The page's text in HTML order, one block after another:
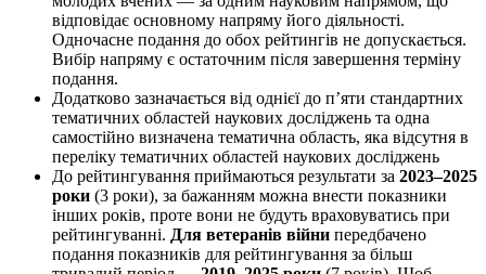
відповідає основному напряму його діяльності.
Одночасне подання до обох рейтингів не допускається.
Вибір напряму є остаточним після завершення терміну
подання.
Додатково зазначається від однієї до п’яти стандартних
тематичних областей наукових досліджень та одна
самостійно визначена тематична область, яка відсутня в
переліку тематичних областей наукових досліджень
До рейтингування приймаються результати за 2023–2025
роки (3 роки), за бажанням можна внести показники
інших років, проте вони не будуть враховуватись при
рейтингуванні. Для ветеранів війни передбачено
подання показників для рейтингування за більш